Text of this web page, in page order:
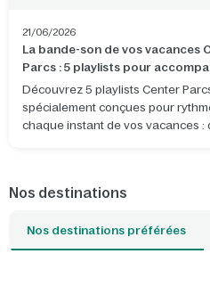
21/06/2026
La bande-son de vos vacances
Parcs : 5 playlists pour
chaque instant
Découvrez 5 playlists Center
spécialement conçues pour
chaque instant de vos vacances :
Nos destinations
Nos destinations préférées